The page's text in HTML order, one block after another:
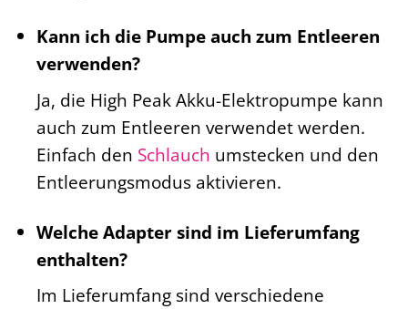
Kann ich die Pumpe auch zum Entleeren
verwenden?
Ja, die High Peak Akku-Elektropumpe kann
auch zum Entleeren verwendet werden.
Einfach den Schlauch umstecken und den
Entleerungsmodus aktivieren.
Welche Adapter sind im Lieferumfang
enthalten?
Im Lieferumfang sind verschiedene